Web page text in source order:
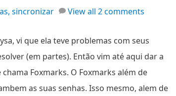
, sincronizar View all 2 comments
vi que ela teve problemas com seus
(em partes). Então vim até aqui dar a
Foxmarks. O Foxmarks além de
as suas senhas. Isso mesmo, alem de